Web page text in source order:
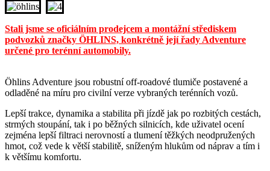
Stali jsme se oficiálním prodejcem a montážní střediskem
podvozků značky ÖHLINS, konkrétně její řady Adventure
určené pro terénní automobily.
Öhlins Adventure jsou robustní off-roadové tlumiče postavené a
odladěné na míru pro civilní verze vybraných terénních vozů.
Lepší trakce, dynamika a stabilita při jízdě jak po rozbitých cestách,
strmých stoupání, tak i po běžných silnicích, kde uživatel ocení
zejména lepší filtraci nerovností a tlumení těžkých neodpružených
hmot, což vede k větší stabilitě, sníženým hlukům od náprav a tím i
k většímu komfortu.